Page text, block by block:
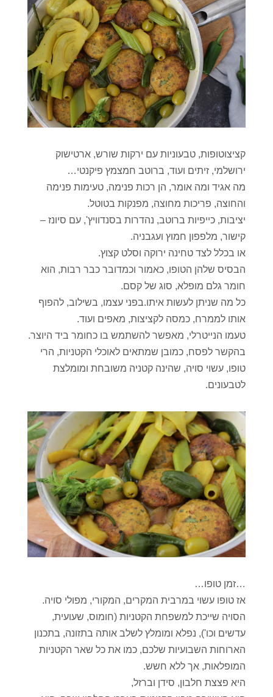
קציצוטופות, טבעוניות עם ירקות שורש, ארטישוק
ירושלמי, זיתים ועוד, ברוטב חמצמץ פיקנטי…
מה אגיד ומה אומר, הן רכות פנימה, טעימות פנימה
והחוצה, פריכות מחוצה, מפנקות בטוטל.
יציבות, כייפיות ברוטב, נהדרות בסנדוויץ', עם סיונז –
קישור, מלפפון חמוץ ועגבניה.
או בכלל לצד טחינה ירוקה וסלט קצוץ.
הבסיס שלהן הטופו, כאמור וכמדובר כבר רבות, הוא
חומר גלם מופלא, סוג של קסם.
כל מה שניתן לעשות איתו.בפני עצמו, בשילוב, להפוף
אותו לממרח, כמסה לקציצות, מאפים ועוד.
טעמו הנייטרלי, מאפשר להשתמש בו כחומר ביד היוצר.
בהקשר לפסח, כמובן שמתאים לאוכלי הקטניות, הרי
טופו, עשוי סויה, שהינה קטניה משובחת ומומלצת
לטבעונים.
…זמן טופו…
אז טופו עשוי במרבית המקרים, המקורי, מפולי סויה.
הסויה שייכת למשפחת הקטניות (חומוס, שעועית,
עדשים וכו'), נפלא ומומלץ לשלב אותה בתזונה, בתכנון
הארוחות השבועיות שלכם, כמו את כל שאר הקטניות
המופלאות, אך ללא חשש.
היא פצצת חלבון, סידן וברזל,